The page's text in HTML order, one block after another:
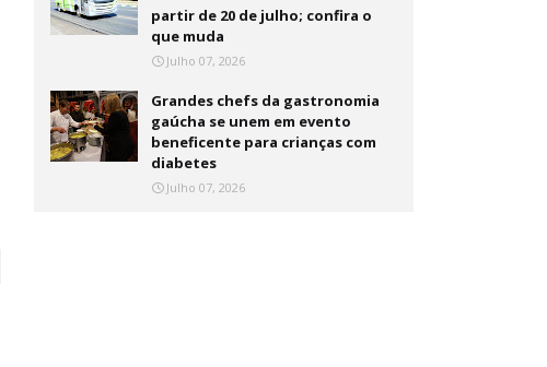
partir de 20 de julho; confira o
que muda
Julho 07, 2026
Grandes chefs da gastronomia
gaúcha se unem em evento
beneficente para crianças com
diabetes
Julho 07, 2026